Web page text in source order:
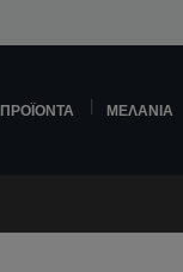
ΠΡΟΪΌΝΤΑ ΜΕΛΆΝΙΑ